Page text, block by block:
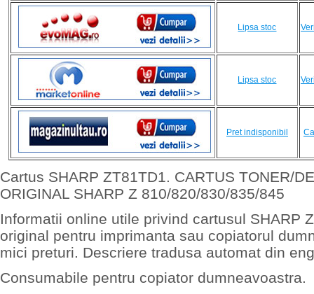
Lipsa stoc
Lipsa stoc
Pret indisponibil
Cartus SHARP ZT81TD1. CARTUS TONER/
ORIGINAL SHARP Z 810/820/830/835/845
Informatii online utile privind cartusul SHARP
original pentru imprimanta sau copiatorul
mici preturi. Descriere tradusa automat din
Consumabile pentru copiator dumneavoastra.